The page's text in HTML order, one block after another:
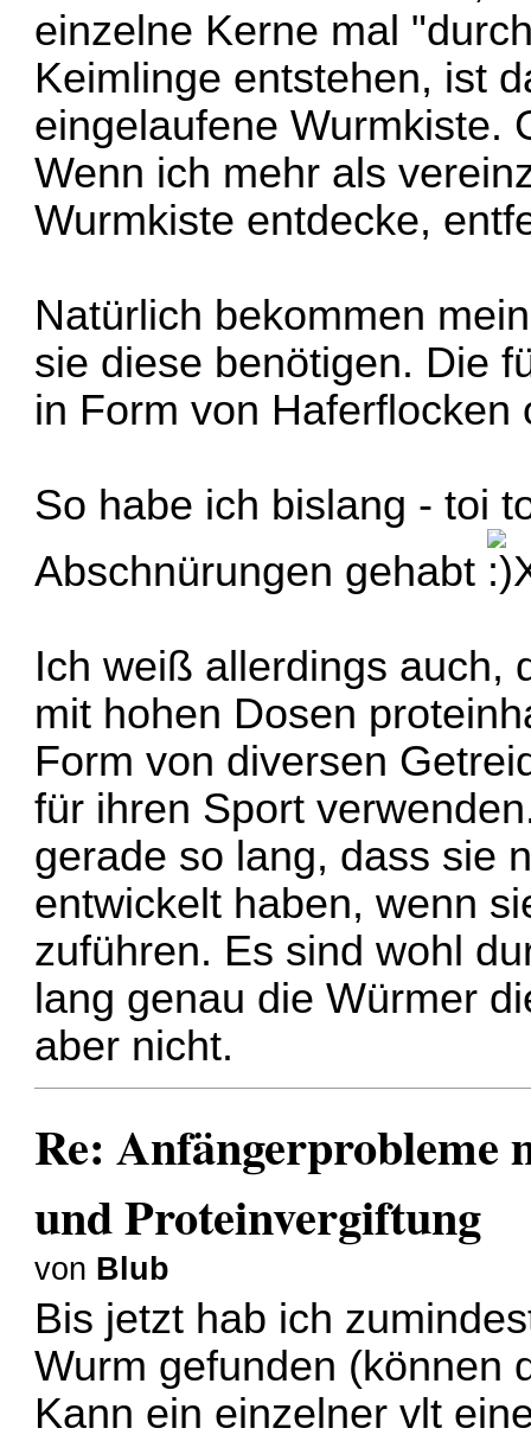
einzelne Kerne mal
Keimlinge entstehen, ist
eingelaufene Wurmkiste.
Wenn ich mehr als
Wurmkiste entdecke,
Natürlich bekommen
sie diese benötigen. Die
in Form von Haferflocken
So habe ich bislang - toi
Abschnürungen gehabt
Ich weiß allerdings auch,
mit hohen Dosen
Form von diversen
für ihren Sport
gerade so lang, dass sie
entwickelt haben, wenn
zuführen. Es sind wohl
lang genau die Würmer
aber nicht.
Re: Anfängerprobleme
und Proteinvergiftung
von Blub
Bis jetzt hab ich
Wurm gefunden (können
Kann ein einzelner vlt